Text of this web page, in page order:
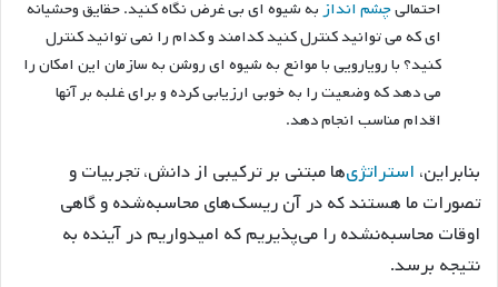
احتمالیچشم اندازبه شیوه ای بی غرض نگاه کنید. حقایق وحشیانه
ای که می توانید کنترل کنید کدامند و کدام را نمی توانید کنترل
کنید؟ با رویارویی با موانع به شیوه ای روشن به سازمان این امکان را
می دهد که وضعیت را به خوبی ارزیابی کرده و برای غلبه بر آنها
اقدام مناسب انجام دهد.
بنابراین، استراتژی‌ها مبتنی بر ترکیبی از دانش، تجربیات و
تصورات ما هستند که در آن ریسک‌های محاسبه‌شده و گاهی
اوقات محاسبه‌نشده را می‌پذیریم که امیدواریم در آینده به
نتیجه برسد.